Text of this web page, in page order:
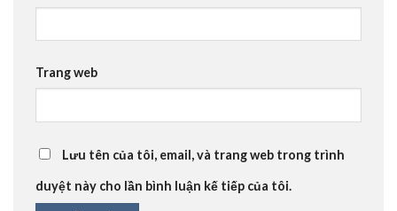
Trang web
Lưu tên của tôi, email, và trang web trong trình
duyệt này cho lần bình luận kế tiếp của tôi.